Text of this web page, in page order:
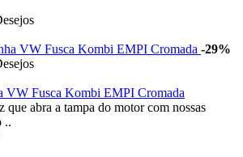
-29%
VW Fusca Kombi EMPI Cromada
que abra a tampa do motor com nossas
..